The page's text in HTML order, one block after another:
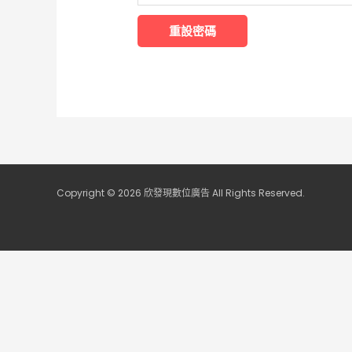
重設密碼
Copyright © 2026 欣發現數位廣告 All Rights Reserved.